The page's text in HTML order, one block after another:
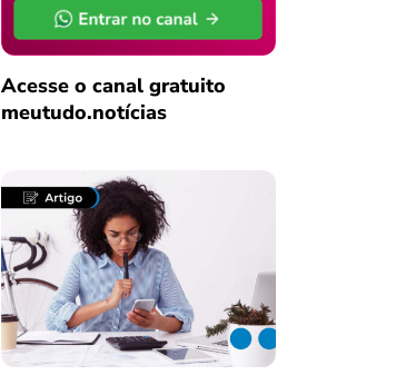
Acesse o canal gratuito
meutudo.notícias